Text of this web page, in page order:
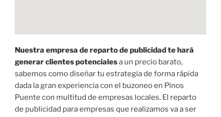
Nuestra empresa de reparto de publicidad te hará
generar clientes potencialesa un precio barato,
sabemos como diseñar tu estrategia de forma rápida
dada la gran experiencia con el buzoneo en Pinos
Puente con multitud de empresas locales. El reparto
de publicidad para empresas que realizamos va a ser